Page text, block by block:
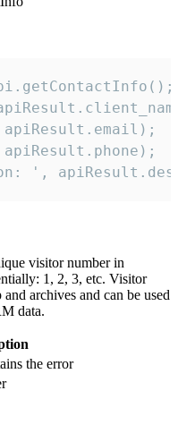
',
visitor number in
1, 2, 3, etc. Visitor
archives and can be used
data.
the error